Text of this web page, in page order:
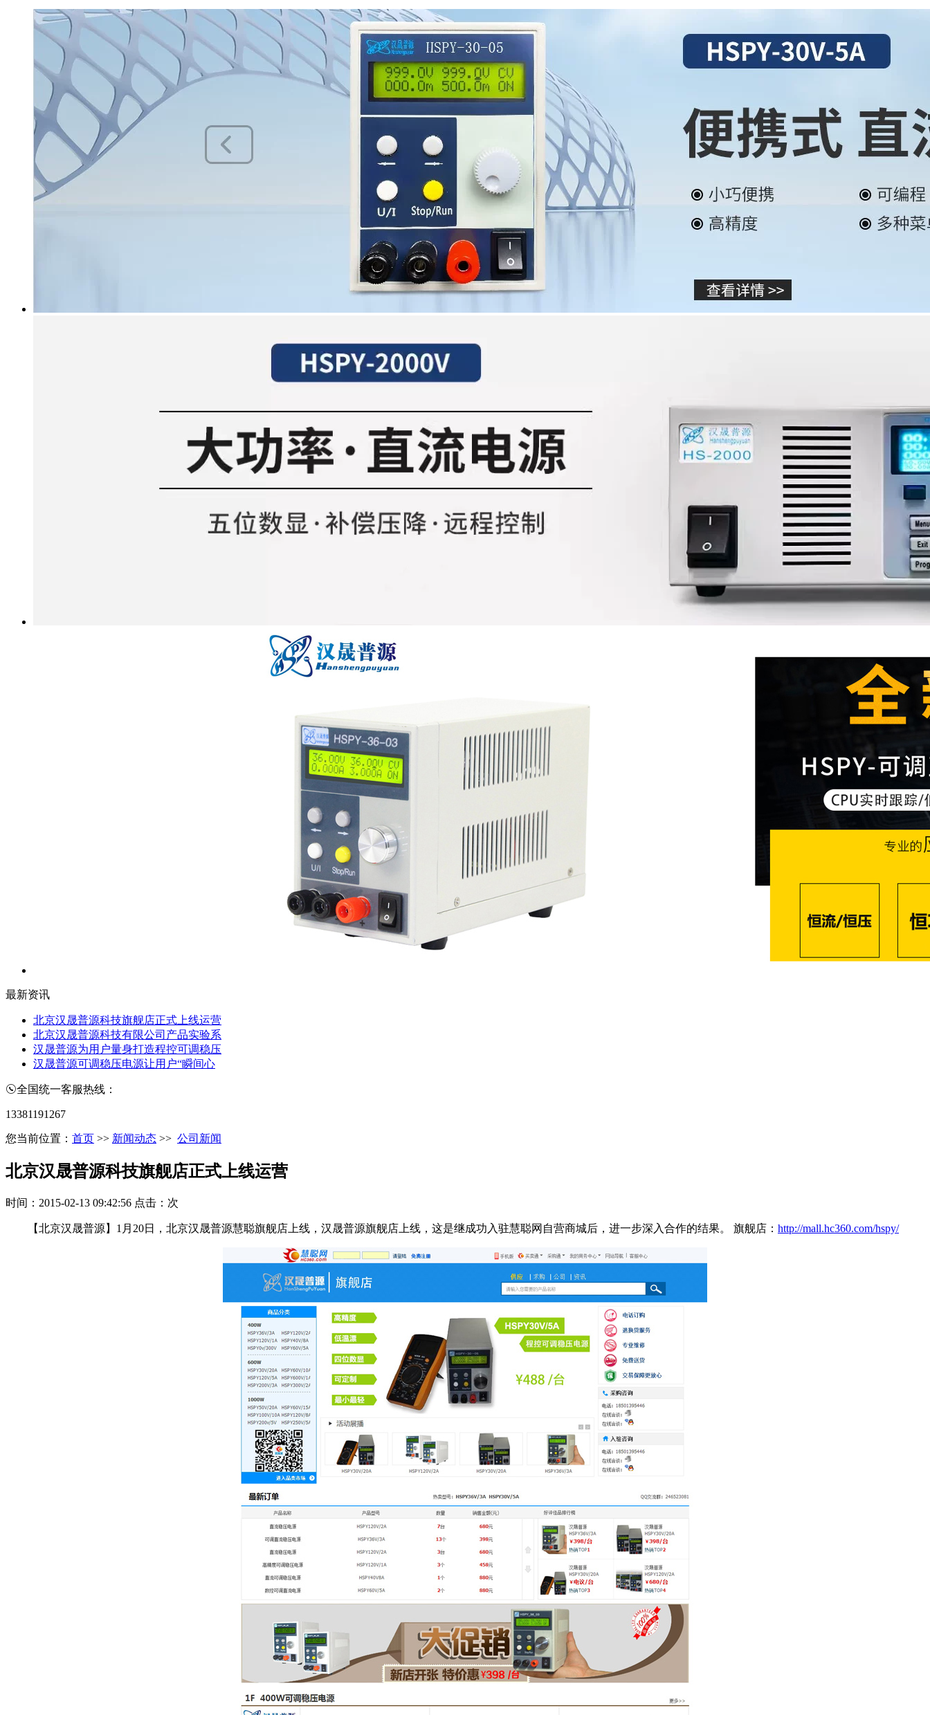
最新资讯
北京汉晟普源科技旗舰店正式上线运营
北京汉晟普源科技有限公司产品实验系
汉晟普源为用户量身打造程控可调稳压
汉晟普源可调稳压电源让用户“瞬间心
全国统一客服热线：
13381191267
您当前位置： 首页 >> 新闻动态 >> 公司新闻
北京汉晟普源科技旗舰店正式上线运营
时间：2015-02-13 09:42:56 点击： 次
【北京汉晟普源】1月20日，北京汉晟普源慧聪旗舰店上线，汉晟普源旗舰店上线，这是继成功入驻慧聪网自营商城后，进一步深入合作的结果。 旗舰店： http://mall.hc360.com/hspy/